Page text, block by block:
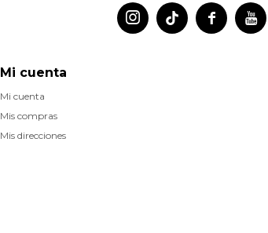
 

Mi cuenta
Mi cuenta
Mis compras
Mis direcciones